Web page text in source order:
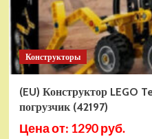
ZY501598-
R4
Конструкторы
(EU) Конструктор LEGO
погрузчик (42197)
Цена от: 1290 руб.